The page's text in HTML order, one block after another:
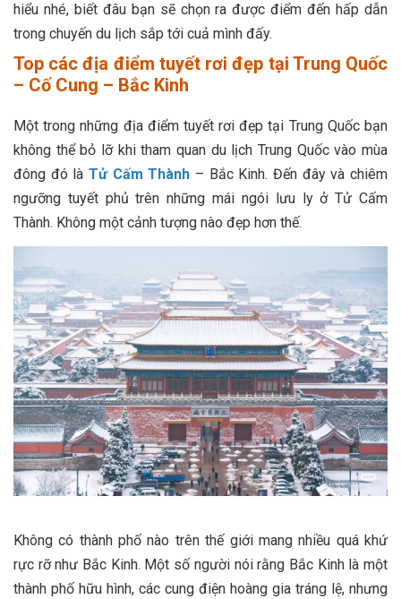
hiểu nhé, biết đâu bạn sẽ chọn ra được điểm đến hấp dẫn
trong chuyến du lịch sắp tới cuả mình đấy.
Top các địa điểm tuyết rơi đẹp tại Trung Quốc
– Cố Cung – Bắc Kinh
Một trong những địa điểm tuyết rơi đẹp tại Trung Quốc bạn
không thể bỏ lỡ khi tham quan du lịch Trung Quốc vào mùa
đông đó là Tử Cấm Thành – Bắc Kinh. Đến đây và chiêm
ngưỡng tuyết phủ trên những mái ngói lưu ly ở Tử Cấm
Thành. Không một cảnh tượng nào đẹp hơn thế.
Không có thành phố nào trên thế giới mang nhiều quá khứ
rực rỡ như Bắc Kinh. Một số người nói rằng Bắc Kinh là một
thành phố hữu hình, các cung điện hoàng gia tráng lệ, nhưng